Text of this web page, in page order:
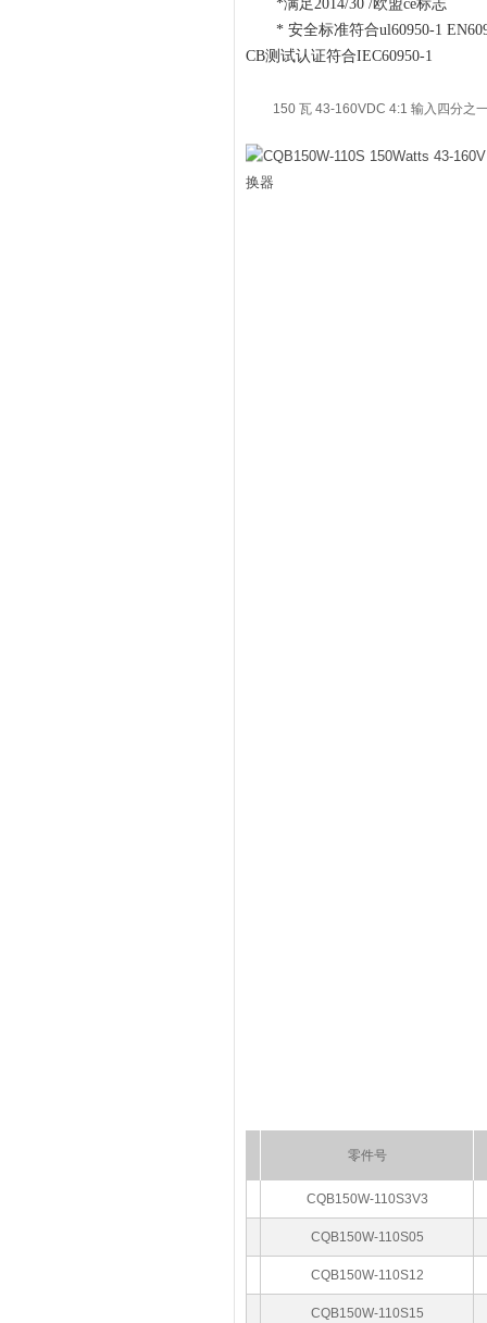
*满足2014/30 /欧盟ce标志
* 安全标准符合ul60950-1
CB测试认证符合IEC60950-1
150 瓦 43-160VDC 4:1 输入四分之
零件号
CQB150W-110S3V3
CQB150W-110S05
CQB150W-110S12
CQB150W-110S15